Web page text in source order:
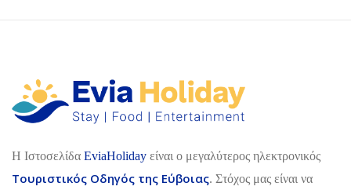
H Ιστοσελίδα EviaHoliday είναι ο μεγαλύτερος ηλεκτρονικός
Τουριστικός Οδηγός της Εύβοιας. Στόχος μας είναι να